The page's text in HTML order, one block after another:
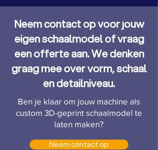
Neem contact op voor jouw
eigen schaalmodel of vraag
een offerte aan. We denken
graag mee over vorm, schaal
en detailniveau.
Ben je klaar om jouw machine als
custom 3D-geprint schaalmodel te
laten maken?
Neem contact op